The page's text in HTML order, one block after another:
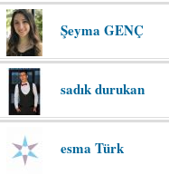
Şeyma GENÇ
sadık durukan
esma Türk